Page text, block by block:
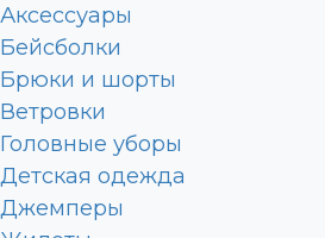
Аксессуары
Бейсболки
Брюки и шорты
Ветровки
Головные уборы
Детская одежда
Джемперы